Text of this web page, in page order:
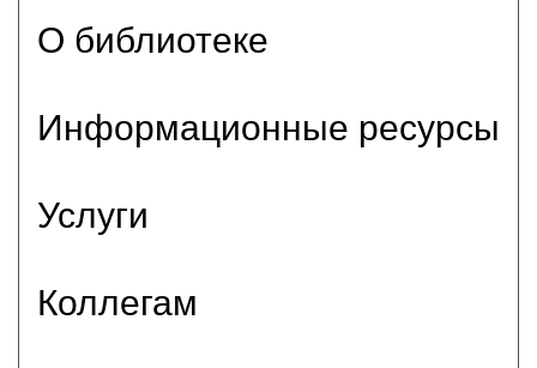
О библиотеке
Информационные ресурсы
Услуги
Коллегам